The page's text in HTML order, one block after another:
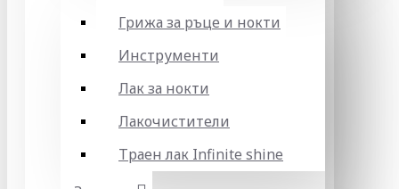
Грижа за ръце и нокти
Инструменти
Лак за нокти
Лакочистители
Траен лак Infinite shine